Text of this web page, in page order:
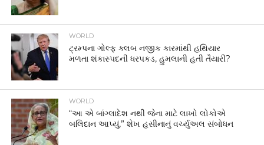
WORLD
ટ્રમ્પના ગોલ્ફ ક્લબ નજીક કારમાંથી હથિયાર
મળતા શંકાસ્પદની ધરપકડ, હુમલાની હતી તૈયારી?
WORLD
“આ એ બાંગ્લાદેશ નથી જેના માટે લાખો લોકોએ
બલિદાન આપ્યું,” શેખ હસીનાનું વર્ચ્યુઅલ સંબોધન